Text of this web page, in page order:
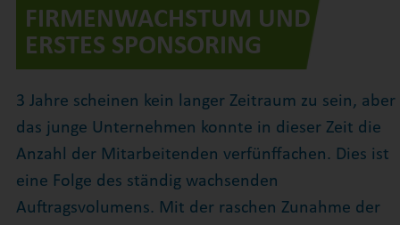
FIRMENWACHSTUM UND
ERSTES SPONSORING
3 Jahre scheinen kein langer Zeitraum zu sein, aber
das junge Unternehmen konnte in dieser Zeit die
Anzahl der Mitarbeitenden verfünffachen. Dies ist
eine Folge des ständig wachsenden
Auftragsvolumens. Mit der raschen Zunahme der